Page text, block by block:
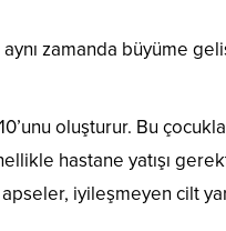
zamanda büyüme
oluşturur. Bu
hastane yatışı
iyileşmeyen cilt